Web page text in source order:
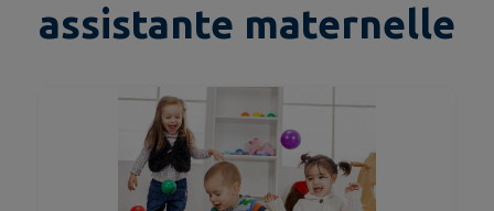
assistante maternelle